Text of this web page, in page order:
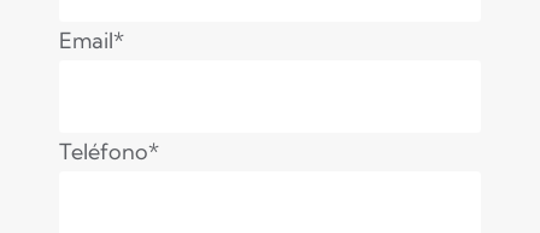
Email*
Teléfono*